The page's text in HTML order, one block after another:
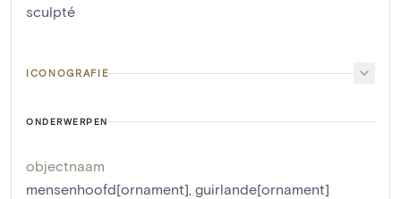
sculpté
ICONOGRAFIE
ONDERWERPEN
objectnaam
mensenhoofd[ornament], guirlande[ornament]